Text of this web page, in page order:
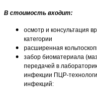
В стоимость входит:
осмотр и консультация
категории
расширенная
забор биоматериала
передачей в
инфекции ПЦР-
инфекций: